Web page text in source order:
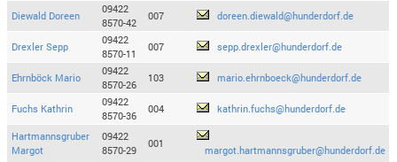
Diewald Doreen
09422
8570-42
007 doreen.diewald@hunderdorf.de
Drexler Sepp
09422
8570-11
007 sepp.drexler@hunderdorf.de
Ehrnböck Mario
09422
8570-26
103 mario.ehrnboeck@hunderdorf.de
Fuchs Kathrin
09422
8570-36
004 kathrin.fuchs@hunderdorf.de
Hartmannsgruber
Margot
09422
8570-29
001
margot.hartmannsgruber@hunderdorf.de